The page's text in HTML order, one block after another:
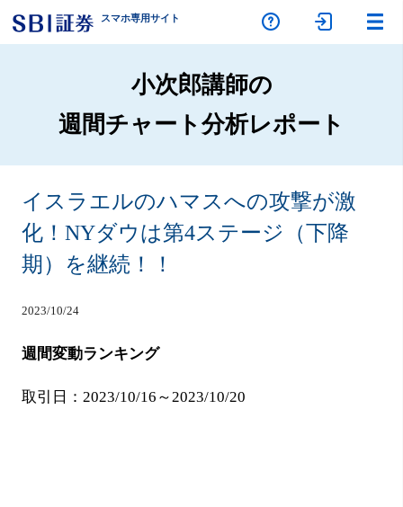
スマホ専用サイト
小次郎講師の
週間チャート分析レポート
イスラエルのハマスへの攻撃が激
化！NYダウは第4ステージ（下降
期）を継続！！
2023/10/24
週間変動ランキング
取引日：2023/10/16～2023/10/20